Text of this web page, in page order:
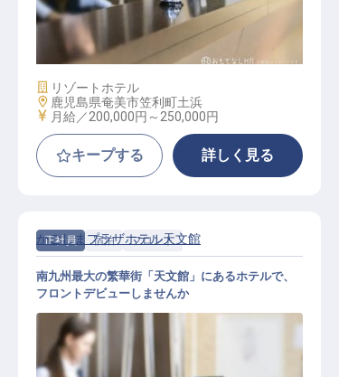
ホテルフロント
施設業態
リゾートホテル
勤務地
鹿児島県奄美市笠利町土浜
給与
月給／200,000円～ 250,000円
キープする 詳しく見る
正社員 宿泊 フロント
かごしまプラザホテル天文館
南九州最大の繁華街「天文館」にあるホテルで、
フロントデビューしませんか